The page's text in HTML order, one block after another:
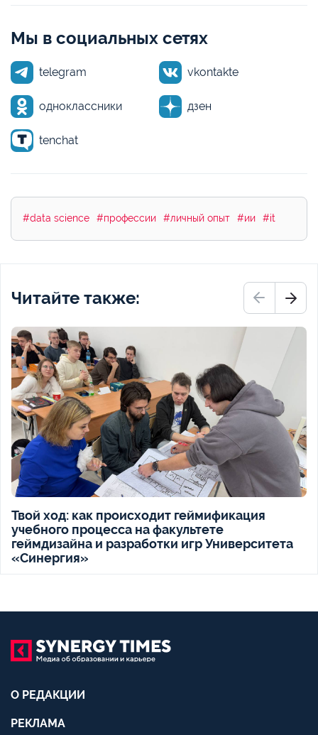
Мы в социальных сетях
telegram vkontakte
одноклассники дзен
tenchat
#data science #профессии #личный опыт #ии #it
Читайте также:
Твой ход: как происходит геймификация
учебного процесса на факультете
геймдизайна и разработки игр Университета
«Синергия»
О РЕДАКЦИИ
РЕКЛАМА